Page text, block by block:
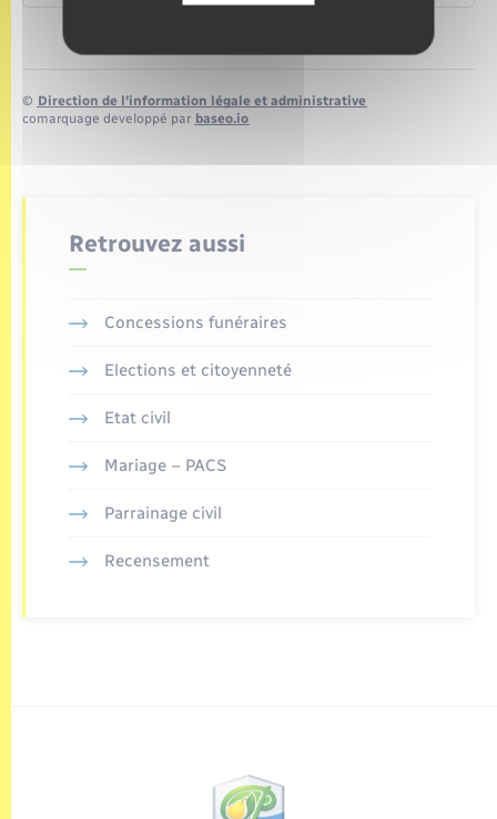
© Direction de l’information légale et administrative
comarquage developpé par baseo.io
Retrouvez aussi
Concessions funéraires
Elections et citoyenneté
Etat civil
Mariage – PACS
Parrainage civil
Recensement